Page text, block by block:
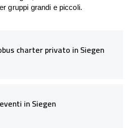
gruppi grandi e piccoli.
charter privato in Siegen
in Siegen